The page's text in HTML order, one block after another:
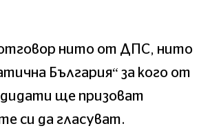
отговор нито от ДПС, нито
България“ за кого от
ще призоват
си да гласуват.